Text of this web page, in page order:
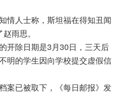
情人士称，斯坦福在得知丑闻
雨思。
开除日期是3月30日，三天后
明的学生因向学校提交虚假信
案已被取下，《每日邮报》发